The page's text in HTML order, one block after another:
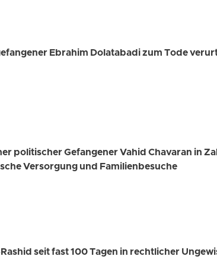
Ebrahim Dolatabadi zum Tode
politischer Gefangener Vahid Chavaran in
Versorgung und Familienbesuche
seit fast 100 Tagen in rechtlicher